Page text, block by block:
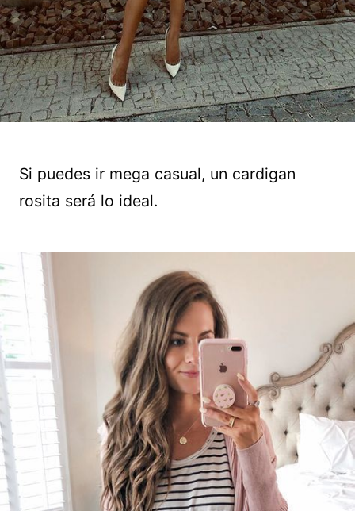
Si puedes ir mega casual, un cardigan
rosita será lo ideal.